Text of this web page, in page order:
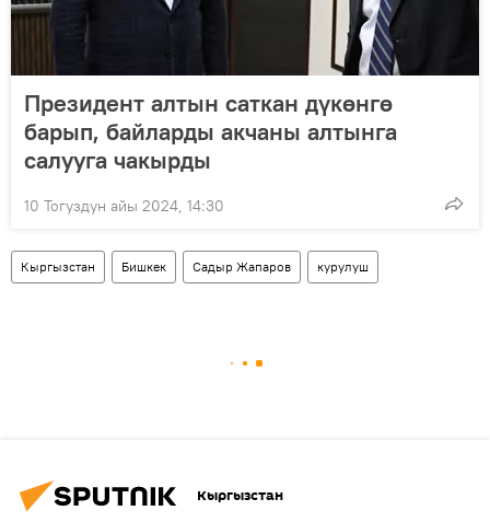
Президент алтын саткан дүкөнгө
барып, байларды акчаны алтынга
салууга чакырды
10 Тогуздун айы 2024, 14:30
Кыргызстан Бишкек Садыр Жапаров курулуш
Кыргызстан